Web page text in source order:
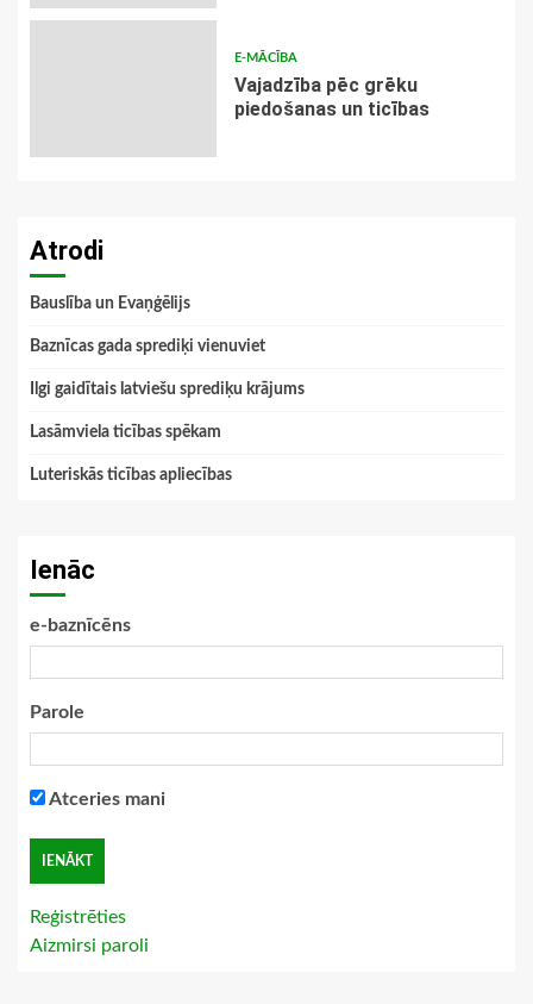
E-MĀCĪBA
Vajadzība pēc grēku
piedošanas un ticības
Atrodi
Bauslība un Evaņģēlijs
Baznīcas gada sprediķi vienuviet
Ilgi gaidītais latviešu sprediķu krājums
Lasāmviela ticības spēkam
Luteriskās ticības apliecības
Ienāc
e-baznīcēns
Parole
Atceries mani
Reģistrēties
Aizmirsi paroli